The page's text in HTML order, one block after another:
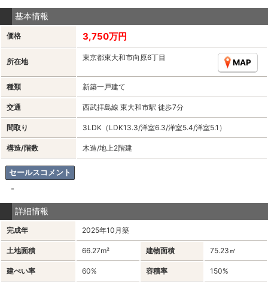
基本情報
価格 3,750万円
所在地 東京都東大和市向原6丁目
MAP
種類 新築一戸建て
交通 西武拝島線 東大和市駅 徒歩7分
間取り 3LDK（LDK13.3/洋室6.3/洋室5.4/洋室5.1）
構造/階数 木造/地上2階建
セールスコメント
-
詳細情報
完成年 2025年10月築
土地面積 66.27m² 建物面積 75.23㎡
建ぺい率 60% 容積率 150%